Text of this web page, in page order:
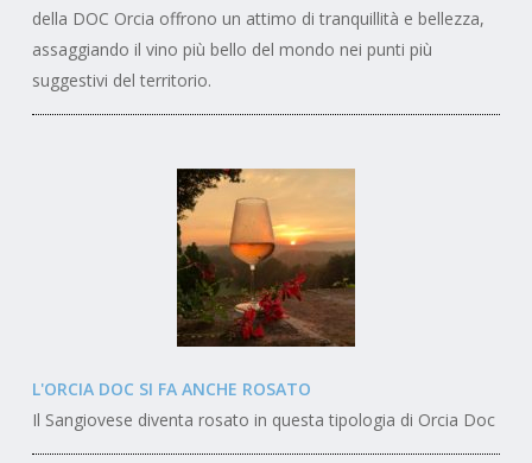
della DOC Orcia offrono un attimo di tranquillità e bellezza,
assaggiando il vino più bello del mondo nei punti più
suggestivi del territorio.
L'ORCIA DOC SI FA ANCHE ROSATO
Il Sangiovese diventa rosato in questa tipologia di Orcia Doc